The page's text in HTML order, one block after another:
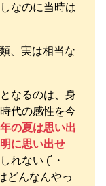
なのに当時は
、実は相当な
なるのは、身
代の感性を今
の夏は思い出
に思い出せ
れない (´・
どんなんやっ